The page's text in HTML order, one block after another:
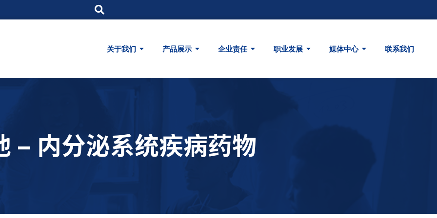
关于我们 产品展示 企业责任 职业发展 媒体中心 联系我们
– 内分泌系统疾病药物